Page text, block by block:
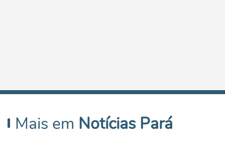
Mais em Notícias Pará